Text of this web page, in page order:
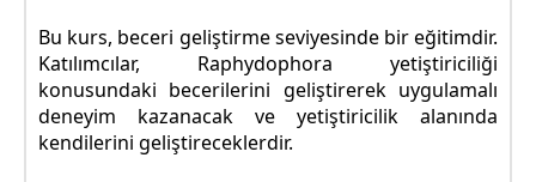
Bu kurs, beceri geliştirme seviyesinde bir eğitimdir.
Katılımcılar, Raphydophora yetiştiriciliği
konusundaki becerilerini geliştirerek uygulamalı
deneyim kazanacak ve yetiştiricilik alanında
kendilerini geliştireceklerdir.